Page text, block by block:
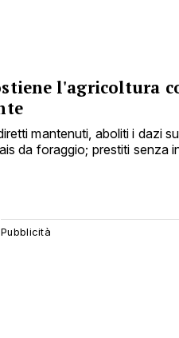
l'agricoltura
mantenuti, aboliti i dazi
da foraggio; prestiti senza